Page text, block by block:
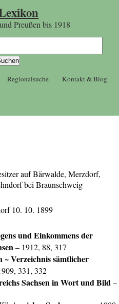
Preußen bis 1918
Regionalsuche Kontakt & Blog
auf Bärwalde, Merzdorf,
bei Braunschweig
10. 10. 1899
und Einkommens der
– 1912, 88, 317
~ Verzeichnis sämtlicher
331, 332
Sachsen in Wort und Bild –